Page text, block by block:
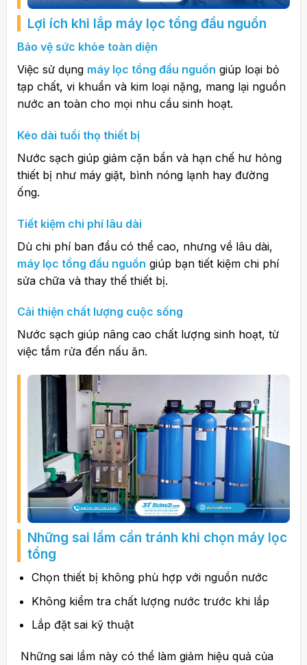
Lợi ích khi lắp máy lọc tổng đầu nguồn
Bảo vệ sức khỏe toàn diện
Việc sử dụng máy lọc tổng đầu nguồn giúp loại bỏ
tạp chất, vi khuẩn và kim loại nặng, mang lại nguồn
nước an toàn cho mọi nhu cầu sinh hoạt.
Kéo dài tuổi thọ thiết bị
Nước sạch giúp giảm cặn bẩn và hạn chế hư hỏng
thiết bị như máy giặt, bình nóng lạnh hay đường
ống.
Tiết kiệm chi phí lâu dài
Dù chi phí ban đầu có thể cao, nhưng về lâu dài,
máy lọc tổng đầu nguồn giúp bạn tiết kiệm chi phí
sửa chữa và thay thế thiết bị.
Cải thiện chất lượng cuộc sống
Nước sạch giúp nâng cao chất lượng sinh hoạt, từ
việc tắm rửa đến nấu ăn.
Những sai lầm cần tránh khi chọn máy lọc
tổng
Chọn thiết bị không phù hợp với nguồn nước
Không kiểm tra chất lượng nước trước khi lắp
Lắp đặt sai kỹ thuật
Những sai lầm này có thể làm giảm hiệu quả của